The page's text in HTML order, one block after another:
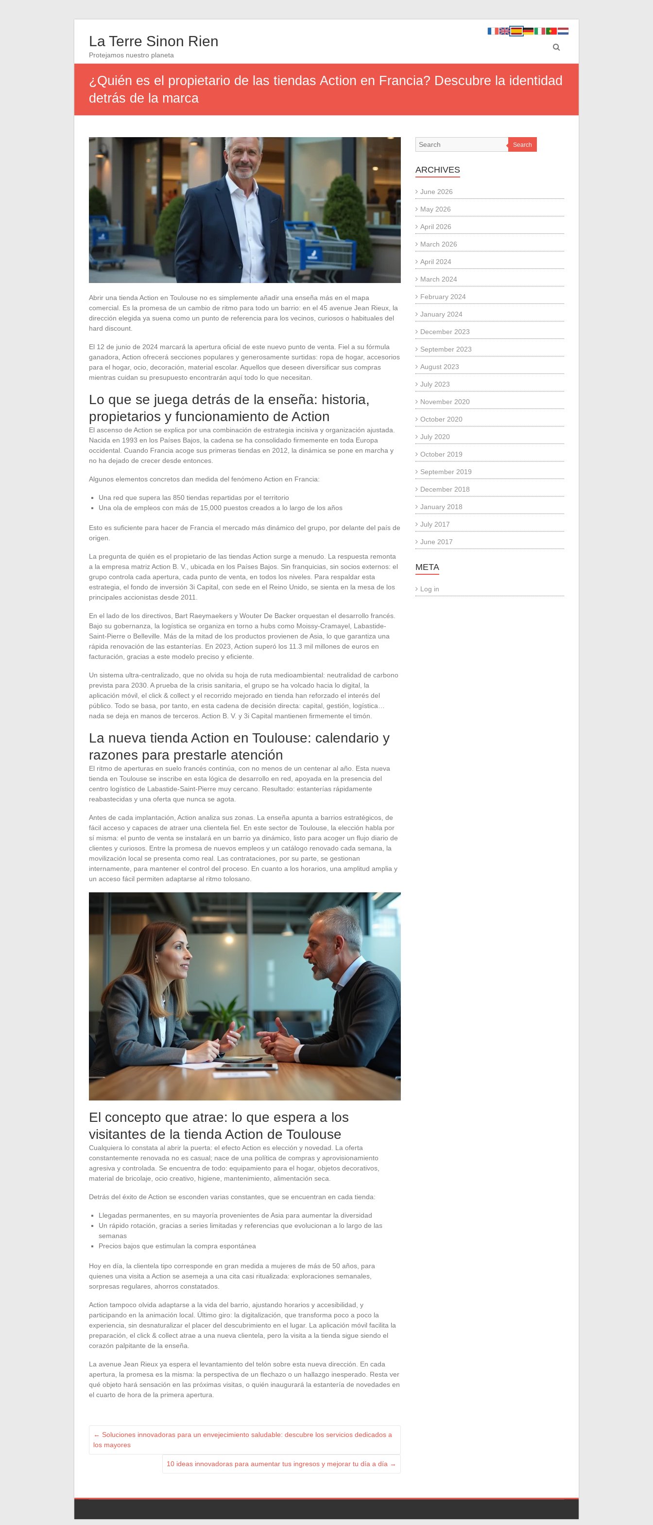
La Terre Sinon Rien
Protejamos nuestro planeta
¿Quién es el propietario de las tiendas Action en Francia? Descubre la identidad
detrás de la marca
Abrir una tienda Action en Toulouse no es simplemente añadir una enseña más en el mapa
comercial. Es la promesa de un cambio de ritmo para todo un barrio: en el 45 avenue Jean Rieux, la
dirección elegida ya suena como un punto de referencia para los vecinos, curiosos o habituales del
hard discount.
El 12 de junio de 2024 marcará la apertura oficial de este nuevo punto de venta. Fiel a su fórmula
ganadora, Action ofrecerá secciones populares y generosamente surtidas: ropa de hogar, accesorios
para el hogar, ocio, decoración, material escolar. Aquellos que deseen diversificar sus compras
mientras cuidan su presupuesto encontrarán aquí todo lo que necesitan.
Lo que se juega detrás de la enseña: historia,
propietarios y funcionamiento de Action
El ascenso de Action se explica por una combinación de estrategia incisiva y organización ajustada.
Nacida en 1993 en los Países Bajos, la cadena se ha consolidado firmemente en toda Europa
occidental. Cuando Francia acoge sus primeras tiendas en 2012, la dinámica se pone en marcha y
no ha dejado de crecer desde entonces.
Algunos elementos concretos dan medida del fenómeno Action en Francia:
Una red que supera las 850 tiendas repartidas por el territorio
Una ola de empleos con más de 15,000 puestos creados a lo largo de los años
Esto es suficiente para hacer de Francia el mercado más dinámico del grupo, por delante del país de
origen.
La pregunta de quién es el propietario de las tiendas Action surge a menudo. La respuesta remonta
a la empresa matriz Action B. V., ubicada en los Países Bajos. Sin franquicias, sin socios externos: el
grupo controla cada apertura, cada punto de venta, en todos los niveles. Para respaldar esta
estrategia, el fondo de inversión 3i Capital, con sede en el Reino Unido, se sienta en la mesa de los
principales accionistas desde 2011.
En el lado de los directivos, Bart Raeymaekers y Wouter De Backer orquestan el desarrollo francés.
Bajo su gobernanza, la logística se organiza en torno a hubs como Moissy-Cramayel, Labastide-
Saint-Pierre o Belleville. Más de la mitad de los productos provienen de Asia, lo que garantiza una
rápida renovación de las estanterías. En 2023, Action superó los 11.3 mil millones de euros en
facturación, gracias a este modelo preciso y eficiente.
Un sistema ultra-centralizado, que no olvida su hoja de ruta medioambiental: neutralidad de carbono
prevista para 2030. A prueba de la crisis sanitaria, el grupo se ha volcado hacia lo digital, la
aplicación móvil, el click & collect y el recorrido mejorado en tienda han reforzado el interés del
público. Todo se basa, por tanto, en esta cadena de decisión directa: capital, gestión, logística…
nada se deja en manos de terceros. Action B. V. y 3i Capital mantienen firmemente el timón.
La nueva tienda Action en Toulouse: calendario y
razones para prestarle atención
El ritmo de aperturas en suelo francés continúa, con no menos de un centenar al año. Esta nueva
tienda en Toulouse se inscribe en esta lógica de desarrollo en red, apoyada en la presencia del
centro logístico de Labastide-Saint-Pierre muy cercano. Resultado: estanterías rápidamente
reabastecidas y una oferta que nunca se agota.
Antes de cada implantación, Action analiza sus zonas. La enseña apunta a barrios estratégicos, de
fácil acceso y capaces de atraer una clientela fiel. En este sector de Toulouse, la elección habla por
sí misma: el punto de venta se instalará en un barrio ya dinámico, listo para acoger un flujo diario de
clientes y curiosos. Entre la promesa de nuevos empleos y un catálogo renovado cada semana, la
movilización local se presenta como real. Las contrataciones, por su parte, se gestionan
internamente, para mantener el control del proceso. En cuanto a los horarios, una amplitud amplia y
un acceso fácil permiten adaptarse al ritmo tolosano.
El concepto que atrae: lo que espera a los
visitantes de la tienda Action de Toulouse
Cualquiera lo constata al abrir la puerta: el efecto Action es elección y novedad. La oferta
constantemente renovada no es casual; nace de una política de compras y aprovisionamiento
agresiva y controlada. Se encuentra de todo: equipamiento para el hogar, objetos decorativos,
material de bricolaje, ocio creativo, higiene, mantenimiento, alimentación seca.
Detrás del éxito de Action se esconden varias constantes, que se encuentran en cada tienda:
Llegadas permanentes, en su mayoría provenientes de Asia para aumentar la diversidad
Un rápido rotación, gracias a series limitadas y referencias que evolucionan a lo largo de las
semanas
Precios bajos que estimulan la compra espontánea
Hoy en día, la clientela tipo corresponde en gran medida a mujeres de más de 50 años, para
quienes una visita a Action se asemeja a una cita casi ritualizada: exploraciones semanales,
sorpresas regulares, ahorros constatados.
Action tampoco olvida adaptarse a la vida del barrio, ajustando horarios y accesibilidad, y
participando en la animación local. Último giro: la digitalización, que transforma poco a poco la
experiencia, sin desnaturalizar el placer del descubrimiento en el lugar. La aplicación móvil facilita la
preparación, el click & collect atrae a una nueva clientela, pero la visita a la tienda sigue siendo el
corazón palpitante de la enseña.
La avenue Jean Rieux ya espera el levantamiento del telón sobre esta nueva dirección. En cada
apertura, la promesa es la misma: la perspectiva de un flechazo o un hallazgo inesperado. Resta ver
qué objeto hará sensación en las próximas visitas, o quién inaugurará la estantería de novedades en
el cuarto de hora de la primera apertura.
← Soluciones innovadoras para un envejecimiento saludable: descubre los servicios dedicados a
los mayores
10 ideas innovadoras para aumentar tus ingresos y mejorar tu día a día →
Search
ARCHIVES
June 2026
May 2026
April 2026
March 2026
April 2024
March 2024
February 2024
January 2024
December 2023
September 2023
August 2023
July 2023
November 2020
October 2020
July 2020
October 2019
September 2019
December 2018
January 2018
July 2017
June 2017
META
Log in